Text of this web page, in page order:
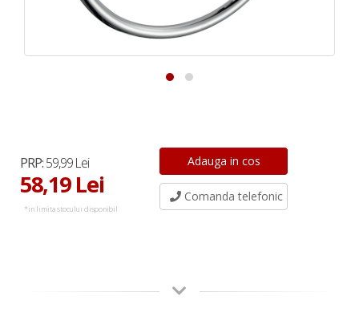
PRP:59,99 Lei
58,19 Lei
*in limita stocului disponibil
Comanda telefonic